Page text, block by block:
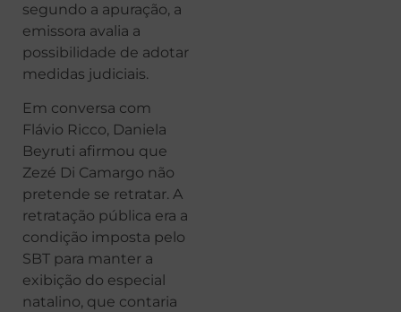
segundo a apuração, a
emissora avalia a
possibilidade de adotar
medidas judiciais.
Em conversa com
Flávio Ricco, Daniela
Beyruti afirmou que
Zezé Di Camargo não
pretende se retratar. A
retratação pública era a
condição imposta pelo
SBT para manter a
exibição do especial
natalino, que contaria